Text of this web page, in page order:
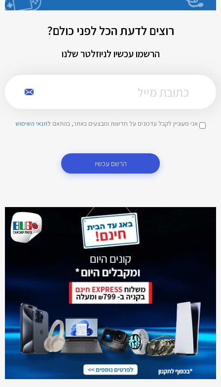
רוצים לדעת הכל לפני כולם?
הרשמו עכשיו לניוזלטר שלנו
אני מעוניין לקבל עדכונים על חדשות ומבצעים באתר, בהתאם לתנאי השימוש
הרשם עכשיו